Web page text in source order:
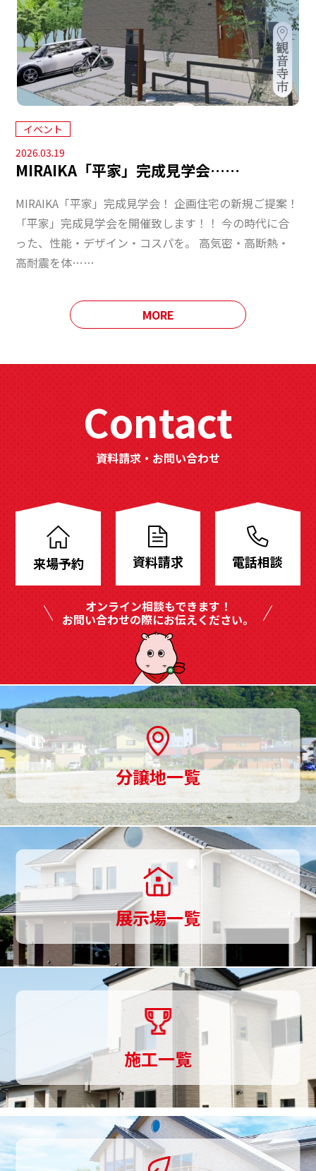
イベント
2026.03.19
MIRAIKA「平家」完成見学会……
MIRAIKA「平家」完成見学会！ 企画住宅の新規ご提案！
「平家」完成見学会を開催致します！！ 今の時代に合
った、性能・デザイン・コスパを。 高気密・高断熱・
高耐震を体……
MORE
Contact
資料請求・お問い合わせ
譲
ご
用
意、
土
地
探
し
ら
家
づ
く
で
一
貫
し
来場予約 資料請求 電話相談
オンライン相談もできます！
お問い合わせの際にお伝えください。
分譲地一覧
展示場一覧
施工一覧